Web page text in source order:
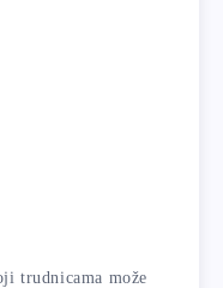
trudnicama može